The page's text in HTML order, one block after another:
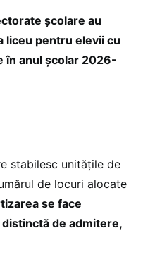
școlare au
liceu pentru elevii cu
în anul școlar 2026-
stabilesc unitățile de
de locuri alocate
se face
de admitere,